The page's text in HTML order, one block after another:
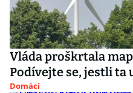
Vláda proškrtala
Podívejte se, jestli ta
Domácí